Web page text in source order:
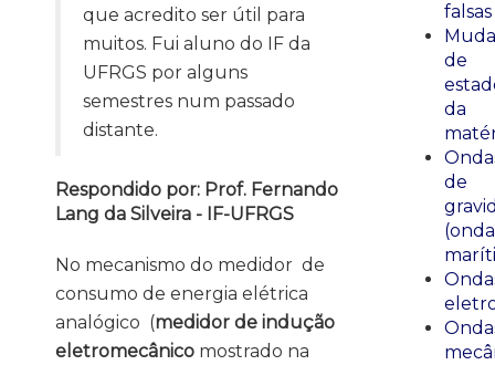
que acredito ser útil para
muitos. Fui aluno do IF da
UFRGS por alguns
semestres num passado
distante.
Respondido por: Prof. Fernando
Lang da Silveira - IF-UFRGS
No mecanismo do medidor de
consumo de energia elétrica
analógico (medidor de indução
eletromecânico mostrado na
falsas
de
da
de